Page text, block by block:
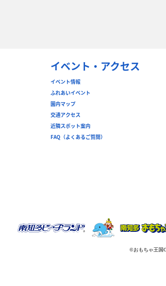
イベント・アクセス
イベント情報
ふれあいイベント
園内マップ
交通アクセス
近隣スポット案内
FAQ（よくあるご質問）